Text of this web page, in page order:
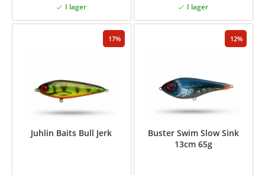
17
Juhlin Baits Bull Jerk
12
Buster Swim Slow Sink
13cm 65g